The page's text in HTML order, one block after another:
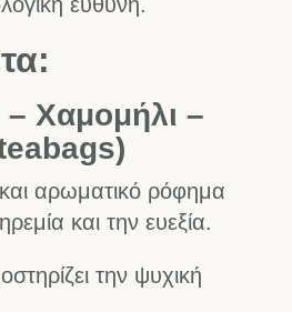
Χαμομήλι –
αρωματικό ρόφημα
και την ευεξία.
την ψυχική